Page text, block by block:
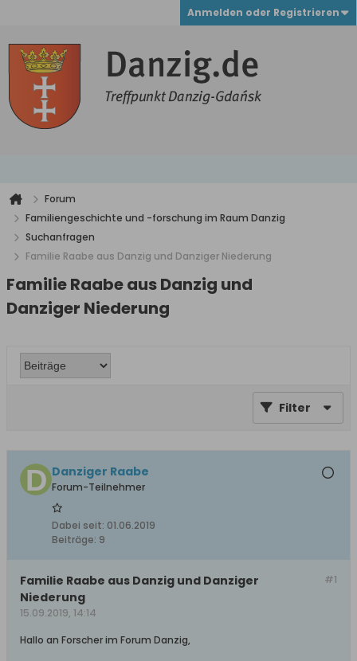
Anmelden oder Registrieren
Forum
Familiengeschichte und -forschung im Raum Danzig
Suchanfragen
Familie Raabe aus Danzig und Danziger Niederung
Familie Raabe aus Danzig und
Danziger Niederung
Filter
Danziger Raabe
Forum-Teilnehmer
Dabei seit: 01.06.2019
Beiträge: 9
#1
Familie Raabe aus Danzig und Danziger
Niederung
15.09.2019, 14:14
Hallo an Forscher im Forum Danzig,